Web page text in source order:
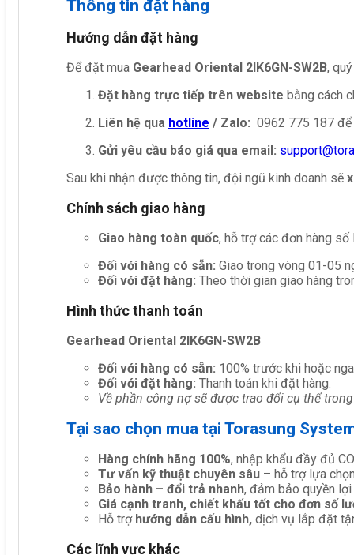
Thông tin đặt hàng
Hướng dẫn đặt hàng
Để đặt mua Gearhead Oriental 2IK6GN-SW2B,
Đặt hàng trực tiếp trên website bằng cách
Liên hệ qua hotline / Zalo: 0962 775 187
Gửi yêu cầu báo giá qua email:
Sau khi nhận được thông tin, đội ngũ kinh doanh sẽ
Chính sách giao hàng
Giao hàng toàn quốc, hỗ trợ các đơn hàng số
Đối với hàng có sẵn: Giao trong vòng 01-05
Đối với đặt hàng: Theo thời gian giao hàng
Hình thức thanh toán
Gearhead Oriental 2IK6GN-SW2B
Đối với hàng có sẵn: 100% trước khi hoặc
Đối với đặt hàng: Thanh toán khi đặt hàng.
Về phần công nợ sẽ được trao đổi cụ thể
Tại sao chọn mua tại Torasung
Hàng chính hãng 100%, nhập khẩu đầy đủ
Tư vấn kỹ thuật chuyên sâu – hỗ trợ lựa
Bảo hành – đổi trả nhanh, đảm bảo quyền lợi
Giá cạnh tranh, chiết khấu tốt cho đơn số
Hỗ trợ hướng dẫn cấu hình, dịch vụ lắp đặt
Các lĩnh vực khác